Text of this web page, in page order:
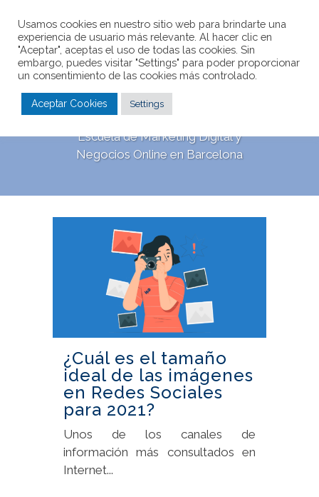
El blog de Webescuela
Escuela de Marketing Digital y
Negocios Online en Barcelona
¿Cuál es el tamaño
ideal de las imágenes
en Redes Sociales
para 2021?
Unos de los canales de
información más consultados en
Internet...
Usamos cookies en nuestro sitio web para brindarte una
experiencia de usuario más relevante. Al hacer clic en
"Aceptar", aceptas el uso de todas las cookies. Sin
embargo, puedes visitar "Settings" para poder proporcionar
un consentimiento de las cookies más controlado.
Aceptar Cookies Settings